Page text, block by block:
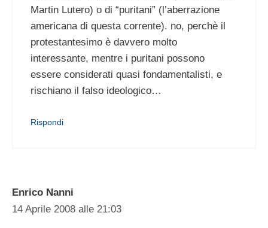
Martin Lutero) o di “puritani” (l’aberrazione
americana di questa corrente). no, perchè il
protestantesimo è davvero molto
interessante, mentre i puritani possono
essere considerati quasi fondamentalisti, e
rischiano il falso ideologico…
Rispondi
Enrico Nanni
14 Aprile 2008 alle 21:03